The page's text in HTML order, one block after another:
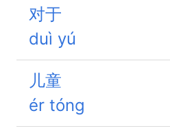
对于
duì yú
儿童
ér tóng